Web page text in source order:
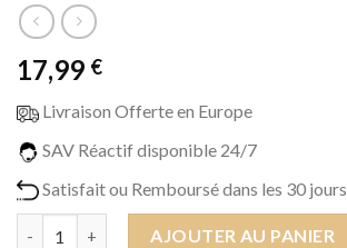
17,99 €
Livraison Offerte en Europe
SAV Réactif disponible 24/7
Satisfait ou Remboursé dans les 30 jours
quantité de Collier d'amitié Puzzle
AJOUTER AU PANIER